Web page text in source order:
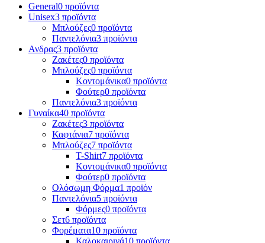
General0 προϊόντα
Unisex3 προϊόντα
Μπλούζες0 προϊόντα
Παντελόνια3 προϊόντα
Ανδρας3 προϊόντα
Ζακέτες0 προϊόντα
Μπλούζες0 προϊόντα
Κοντομάνικα0 προϊόντα
Φούτερ0 προϊόντα
Παντελόνια3 προϊόντα
Γυναίκα40 προϊόντα
Ζακέτες3 προϊόντα
Καφτάνια7 προϊόντα
Μπλούζες7 προϊόντα
T-Shirt7 προϊόντα
Κοντομάνικα0 προϊόντα
Φούτερ0 προϊόντα
Ολόσωμη Φόρμα1 προϊόν
Παντελόνια5 προϊόντα
Φόρμες0 προϊόντα
Σετ6 προϊόντα
Φορέματα10 προϊόντα
Καλοκαιρινά10 προϊόντα